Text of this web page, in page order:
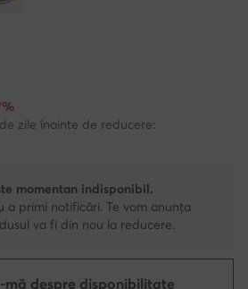
zile înainte de reducere:
momentan indisponibil.
a primi notificări. Te vom anunța
va fi din nou la reducere.
mă despre disponibilitate